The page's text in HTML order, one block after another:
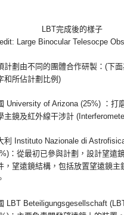
LBT完成後的樣子
Large Binocular Telesocpe
計劃由不同的團體合作研製：(下
和所佔計劃比例)
University of Arizona (25%) ：打
主鏡及紅外線干涉計
利 Instituto Nazionale di
：從最初已參與計劃，設計望遠
，望遠鏡結構，包括放置望遠鏡主
LBT Beteiligungsgesellschaft